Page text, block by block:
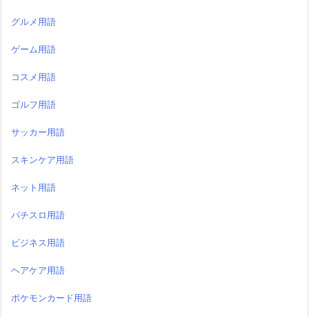
グルメ用語
ゲーム用語
コスメ用語
ゴルフ用語
サッカー用語
スキンケア用語
ネット用語
パチスロ用語
ビジネス用語
ヘアケア用語
ポケモンカード用語